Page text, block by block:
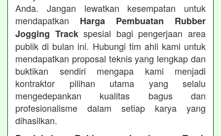
Anda. Jangan lewatkan kesempatan untuk
mendapatkan Harga Pembuatan Rubber
Jogging Trackspesial bagi pengerjaan area
publik di bulan ini. Hubungi tim ahli kami untuk
mendapatkan proposal teknis yang lengkap dan
buktikan sendiri mengapa kami menjadi
kontraktor pilihan utama yang selalu
mengedepankan kualitas bagus dan
profesionalisme dalam setiap karya yang
dihasilkan.